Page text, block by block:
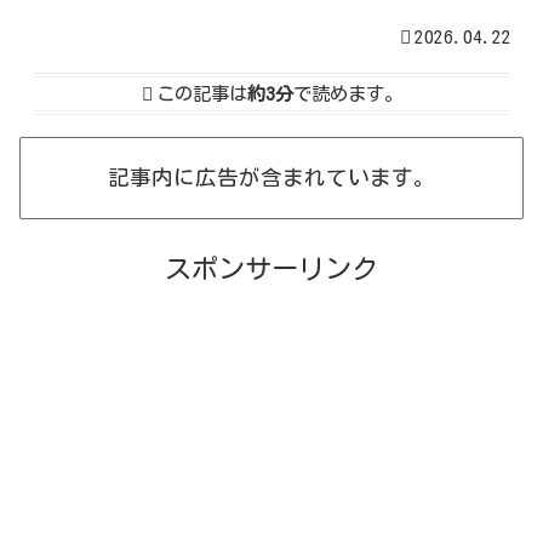
2026.04.22
この記事は約3分で読めます。
記事内に広告が含まれています。
スポンサーリンク